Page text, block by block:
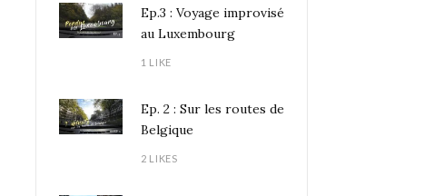
Ep.3 : Voyage improvisé
au Luxembourg
1 LIKE
Ep. 2 : Sur les routes de
Belgique
2 LIKES